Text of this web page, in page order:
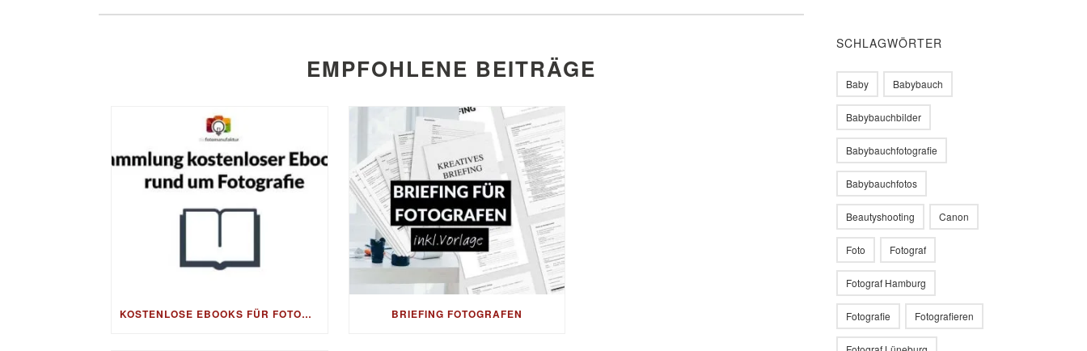
EMPFOHLENE BEITRÄGE
KOSTENLOSE EBOOKS FÜR FOTOGRAFEN, FOTOGRAFIE, BESSERE FOTOS & BILDBEARBEITUNG, FOTO-TIPPS & FOTO-BUSINESS – GRATIS ALS DOWNLOAD BRIEFING FOTOGRAFEN
SCHLAGWÖRTER
Baby Babybauch
Babybauchbilder
Babybauchfotografie
Babybauchfotos
Beautyshooting Canon
Foto Fotograf
Fotograf Hamburg
Fotografie Fotografieren